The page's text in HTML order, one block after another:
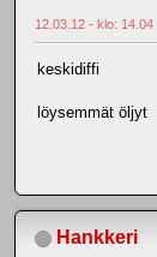
12.03.12 - klo: 14.04
keskidiffi
löysemmät öljyt
Hankkeri